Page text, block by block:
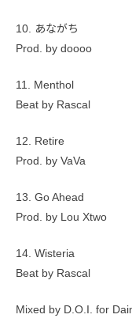
10. あながち
Prod. by doooo
11. Menthol
Beat by Rascal
12. Retire
Prod. by VaVa
13. Go Ahead
Prod. by Lou Xtwo
14. Wisteria
Beat by Rascal
Mixed by D.O.I. for